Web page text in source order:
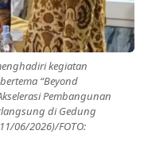
kegiatan
“Beyond
Pembangunan
di Gedung
06/2026)/FOTO: